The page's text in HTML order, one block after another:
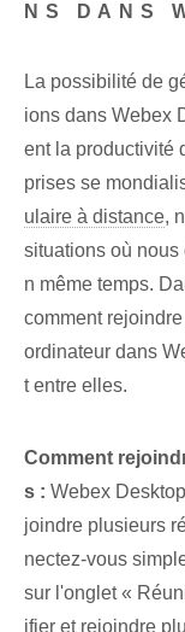
NS DANS
La possibilité de
ions dans Webex
ent la productivité
prises se
ulaire à distance,
situations où
n même temps.
comment
ordinateur dans
t entre elles.
Comment
s : Webex
joindre plusieurs
nectez-vous
sur l'onglet «
ifier et rejoindre